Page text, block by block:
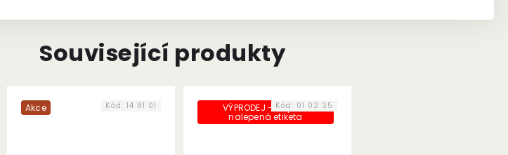
Související produkty
Akce Kód: 14 81 01 VÝPRODEJ - chybně
nalepená etiketa
Kód: 01 02 35